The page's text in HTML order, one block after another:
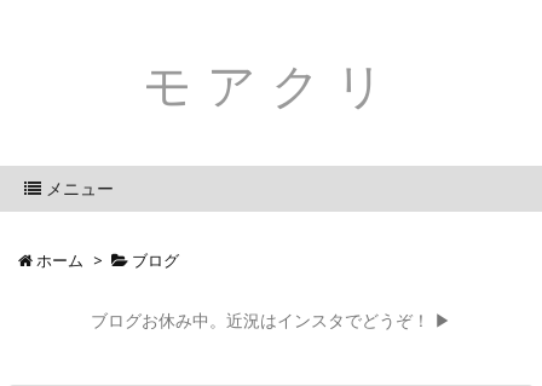
モアクリ
メニュー
ホーム > ブログ
ブログお休み中。近況はインスタでどうぞ！ ▶